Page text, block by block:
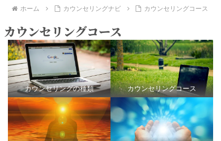
ホーム カウンセリングナビ カウンセリングコース
カウンセリングコース
カウンセリングの種類 カウンセリングコース